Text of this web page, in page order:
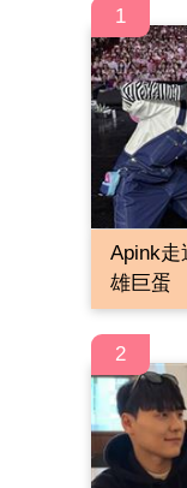
1
Apink走
雄巨蛋
2